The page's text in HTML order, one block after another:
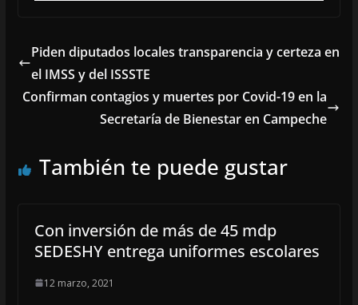
Piden diputados locales transparencia y certeza en
el IMSS y del ISSSTE
Confirman contagios y muertes por Covid-19 en la
Secretaría de Bienestar en Campeche
También te puede gustar
Con inversión de más de 45 mdp
SEDESHY entrega uniformes escolares
12 marzo, 2021